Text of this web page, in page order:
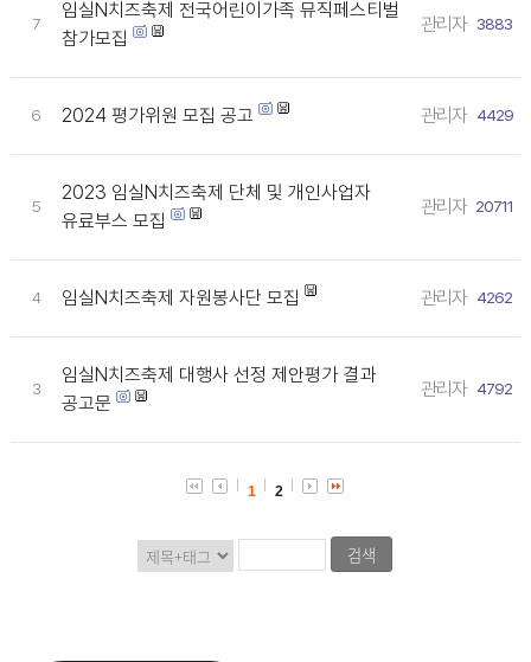
7
임실N치즈축제 전국어린이가족 뮤직페스티벌
참가모집
관리자 3883
6 2024 평가위원 모집 공고 관리자 4429
5
2023 임실N치즈축제 단체 및 개인사업자
유료부스 모집
관리자 20711
4 임실N치즈축제 자원봉사단 모집 관리자 4262
3
임실N치즈축제 대행사 선정 제안평가 결과
공고문
관리자 4792
1 2